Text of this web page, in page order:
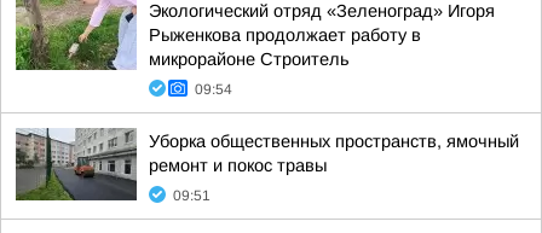
Экологический отряд «Зеленоград» Игоря
Рыженкова продолжает работу в
микрорайоне Строитель
09:54
Уборка общественных пространств, ямочный
ремонт и покос травы
09:51